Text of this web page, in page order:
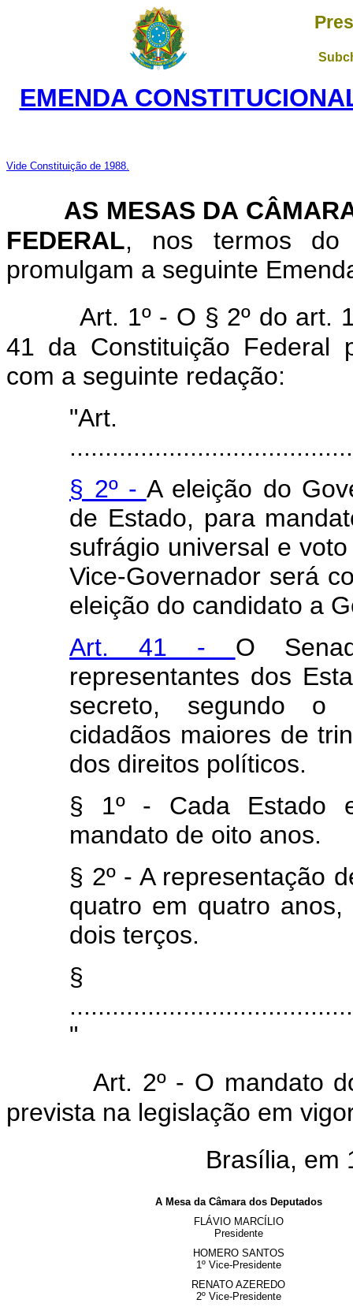
EMENDA
Vide Constituição de 1988.
AS MESAS DA
FEDERAL, nos termos do
promulgam a seguinte
Art. 1º - O § 2º do art.
41 da Constituição Federal
com a seguinte redação:
§ 2º - A eleição do
de Estado, para
sufrágio universal e
Vice-Governador será
eleição do candidato a
Art. 41 - O
representantes dos
secreto, segundo o
cidadãos maiores de
dos direitos políticos.
§ 1º - Cada Estado
mandato de oito anos.
§ 2º - A representação
quatro em quatro
dois terços.
§
"
Art. 2º - O mandato
prevista na legislação em
Brasília, em
A Mesa da Câmara dos Deputados
FLÁVIO MARCÍLIO
Presidente
HOMERO SANTOS
1º Vice-Presidente
RENATO AZEREDO
2º Vice-Presidente